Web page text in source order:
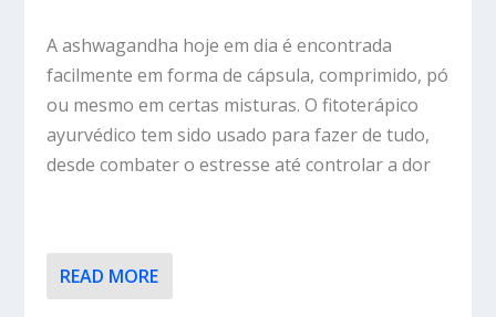
A ashwagandha hoje em dia é encontrada
facilmente em forma de cápsula, comprimido, pó
ou mesmo em certas misturas. O fitoterápico
ayurvédico tem sido usado para fazer de tudo,
desde combater o estresse até controlar a dor
READ MORE